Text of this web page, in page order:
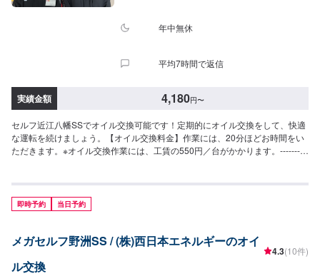
年中無休
平均7時間で返信
実績金額 4,180円〜
セルフ近江八幡SSでオイル交換可能です！定期的にオイル交換をして、快適
な運転を続けましょう。【オイル交換料金】作業には、20分ほどお時間をい
ただきます。※オイル交換作業には、工賃の550円／台がかかります。----------
費）・0W-20▶︎1,870円（0W-20推奨車専用）<ガソリン車用>・0W-
20▶︎1,650円（0W-20推奨車専用）・5W-30▶︎1,430円（幅広い車種に対
応）・10W-30▶︎1,210円（幅広い車種に対応）<ディーゼル車用>・5W-
ディーゼルトラック・バス）-----------その他料金----------->>オイルフィルター
即時予約 当日予約
メガセルフ野洲SS / (株)西日本エネルギーのオイ
ル交換
4.3(10件)